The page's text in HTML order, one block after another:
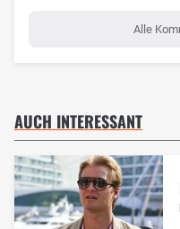
Alle
AUCH INTERESSANT